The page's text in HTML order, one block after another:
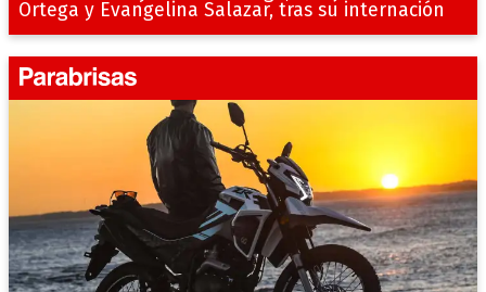
Ortega y Evangelina Salazar, tras su internación